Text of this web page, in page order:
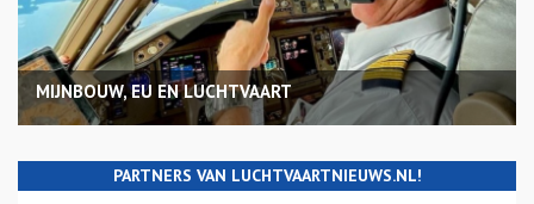
MIJNBOUW, EU EN LUCHTVAART
PARTNERS VAN LUCHTVAARTNIEUWS.NL!